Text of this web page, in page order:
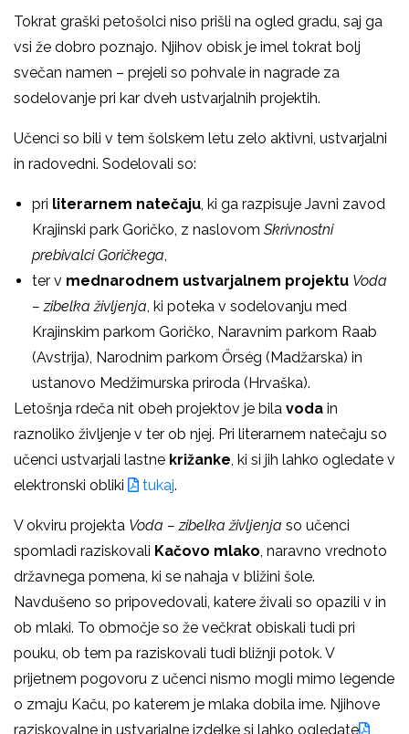
Tokrat graški petošolci niso prišli na ogled gradu, saj ga
vsi že dobro poznajo. Njihov obisk je imel tokrat bolj
svečan namen – prejeli so pohvale in nagrade za
sodelovanje pri kar dveh ustvarjalnih projektih.
Učenci so bili v tem šolskem letu zelo aktivni, ustvarjalni
in radovedni. Sodelovali so:
pri literarnem natečaju, ki ga razpisuje Javni zavod
Krajinski park Goričko, z naslovom Skrivnostni
prebivalci Goričkega,
ter v mednarodnem ustvarjalnem projektu Voda
– zibelka življenja, ki poteka v sodelovanju med
Krajinskim parkom Goričko, Naravnim parkom Raab
(Avstrija), Narodnim parkom Őrség (Madžarska) in
ustanovo Medžimurska priroda (Hrvaška).
Letošnja rdeča nit obeh projektov je bila voda in
raznoliko življenje v ter ob njej. Pri literarnem natečaju so
učenci ustvarjali lastne križanke, ki si jih lahko ogledate v
elektronski obliki
tukaj.
V okviru projekta Voda – zibelka življenja so učenci
spomladi raziskovali Kačovo mlako, naravno vrednoto
državnega pomena, ki se nahaja v bližini šole.
Navdušeno so pripovedovali, katere živali so opazili v in
ob mlaki. To območje so že večkrat obiskali tudi pri
pouku, ob tem pa raziskovali tudi bližnji potok. V
prijetnem pogovoru z učenci nismo mogli mimo legende
o zmaju Kaču, po katerem je mlaka dobila ime. Njihove
raziskovalne in ustvarjalne izdelke si lahko ogledate